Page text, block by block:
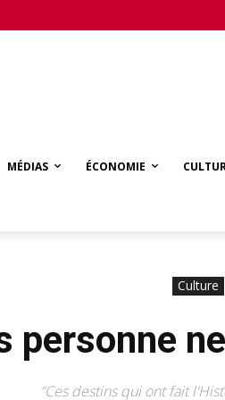
MÉDIAS ÉCONOMIE
Culture
personne
“Ces destins qui ont fait